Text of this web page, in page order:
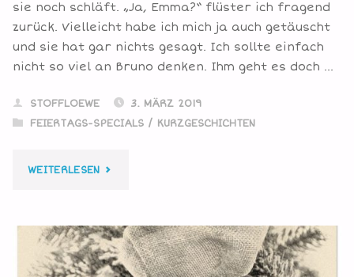
sie noch schläft. „Ja, Emma?“ flüster ich fragend
zurück. Vielleicht habe ich mich ja auch getäuscht
und sie hat gar nichts gesagt. Ich sollte einfach
nicht so viel an Bruno denken. Ihm geht es doch …
STOFFLOEWE
3. MÄRZ 2019
FEIERTAGS-SPECIALS/ KURZGESCHICHTEN
WEITERLESEN"SO
WAR
KARNEVAL